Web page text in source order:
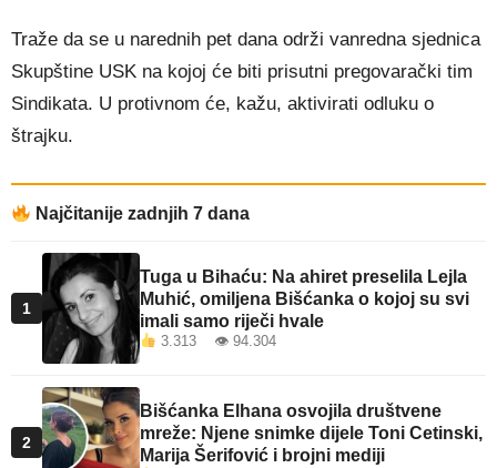
Traže da se u narednih pet dana održi vanredna sjednica
Skupštine USK na kojoj će biti prisutni pregovarački tim
Sindikata. U protivnom će, kažu, aktivirati odluku o
štrajku.
Najčitanije zadnjih 7 dana
1
Tuga u Bihaću: Na ahiret preselila Lejla
Muhić, omiljena Bišćanka o kojoj su svi
imali samo riječi hvale
3.313 👁 94.304
2
Bišćanka Elhana osvojila društvene
mreže: Njene snimke dijele Toni Cetinski,
Marija Šerifović i brojni mediji